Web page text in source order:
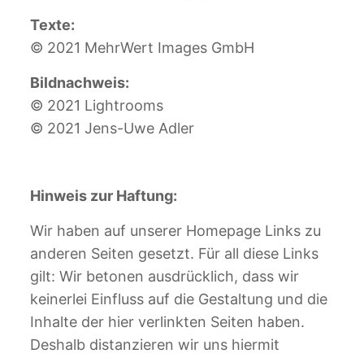
Texte:
© 2021 MehrWert Images GmbH
Bildnachweis:
© 2021 Lightrooms
© 2021 Jens-Uwe Adler
Hinweis zur Haftung:
Wir haben auf unserer Homepage Links zu
anderen Seiten gesetzt. Für all diese Links
gilt: Wir betonen ausdrücklich, dass wir
keinerlei Einfluss auf die Gestaltung und die
Inhalte der hier verlinkten Seiten haben.
Deshalb distanzieren wir uns hiermit